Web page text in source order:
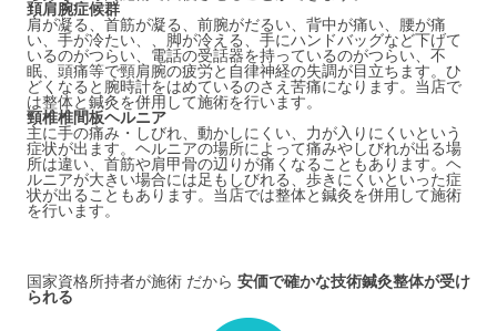
頚肩腕症候群
肩が凝る、首筋が凝る、前腕がだるい、背中が痛い、腰が痛
い、手が冷たい、、脚が冷える、手にハンドバッグなど下げて
いるのがつらい、電話の受話器を持っているのがつらい、不
眠、頭痛等で頸肩腕の疲労と自律神経の失調が目立ちます。ひ
どくなると腕時計をはめているのさえ苦痛になります。当店で
は整体と鍼灸を併用して施術を行います。
頸椎椎間板ヘルニア
主に手の痛み・しびれ、動かしにくい、力が入りにくいという
症状が出ます。ヘルニアの場所によって痛みやしびれが出る場
所は違い、首筋や肩甲骨の辺りが痛くなることもあります。ヘ
ルニアが大きい場合には足もしびれる、歩きにくいといった症
状が出ることもあります。当店では整体と鍼灸を併用して施術
を行います。
国家資格所持者が施術 だから 安価で確かな技術鍼灸整体が受け
られる